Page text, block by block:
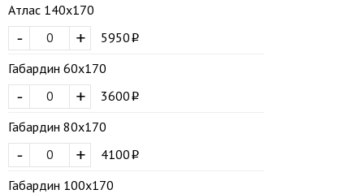
Атлас 140х170
+
-
5950
Габардин 60х170
+
-
3600
Габардин 80х170
+
-
4100
Габардин 100х170